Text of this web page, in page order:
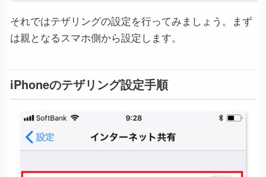
それではテザリングの設定を行ってみましょう。まず
は親となるスマホ側から設定します。
iPhoneのテザリング設定手順